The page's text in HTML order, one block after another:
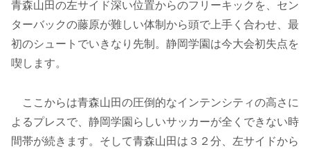
青森山田の左サイド深い位置からのフリーキックを、セン
ターバックの藤原が難しい体制から頭で上手く合わせ、最
初のシュートでいきなり先制。静岡学園は今大会初失点を
喫します。
ここからは青森山田の圧倒的なインテンシティの高さに
よるプレスで、静岡学園らしいサッカーが全くできない時
間帯が続きます。そして青森山田は３２分、左サイドから